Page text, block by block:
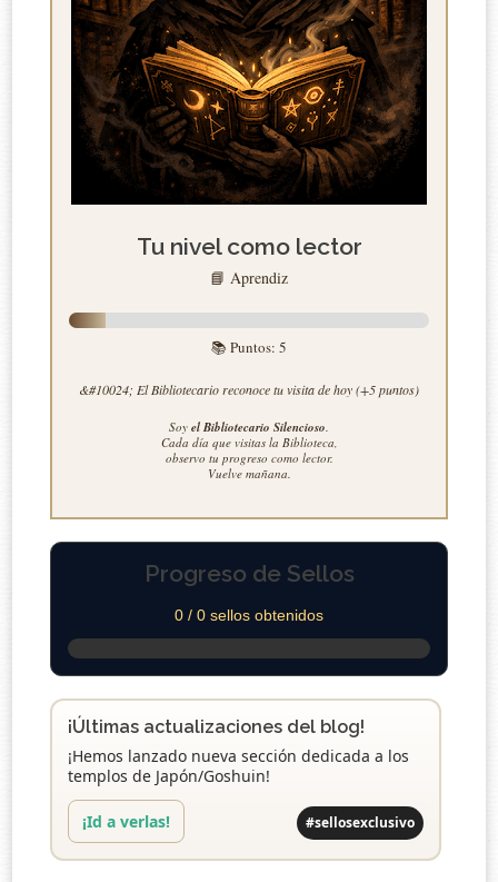
Tu nivel como lector
📘 Aprendiz
📚 Puntos: 5
&#10024; El Bibliotecario reconoce tu visita de hoy (+5 puntos)
Soy el Bibliotecario Silencioso.
Cada día que visitas la Biblioteca,
observo tu progreso como lector.
Vuelve mañana.
Progreso de Sellos
0 / 0 sellos obtenidos
¡Últimas actualizaciones del blog!
¡Hemos lanzado nueva sección dedicada a los
templos de Japón/Goshuin!
¡Id a verlas! #sellosexclusivo